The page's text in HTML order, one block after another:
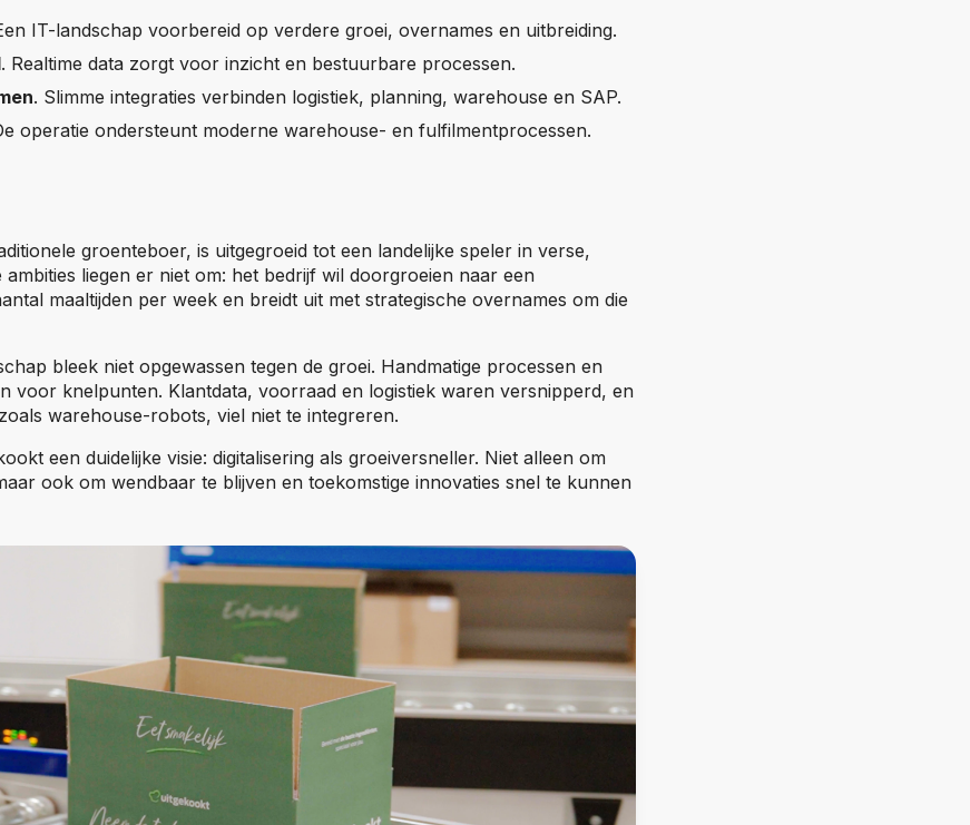
IT-landschap voorbereid op verdere groei, overnames en uitbreiding.
. Realtime data zorgt voor inzicht en bestuurbare processen.
. Slimme integraties verbinden logistiek, planning, warehouse en SAP.
operatie ondersteunt moderne warehouse- en fulfilmentprocessen.
groenteboer, is uitgegroeid tot een landelijke speler in verse,
ambities liegen er niet om: het bedrijf wil doorgroeien naar een
maaltijden per week en breidt uit met strategische overnames om die
bleek niet opgewassen tegen de groei. Handmatige processen en
voor knelpunten. Klantdata, voorraad en logistiek waren versnipperd, en
warehouse-robots, viel niet te integreren.
een duidelijke visie: digitalisering als groeiversneller. Niet alleen om
ook om wendbaar te blijven en toekomstige innovaties snel te kunnen